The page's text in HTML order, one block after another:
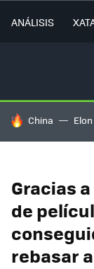
ANÁLISIS
HOY SE HABLA
China
Gracias
de
rebasar